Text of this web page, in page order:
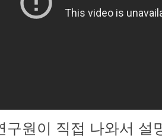
원이 직접 나와서 설